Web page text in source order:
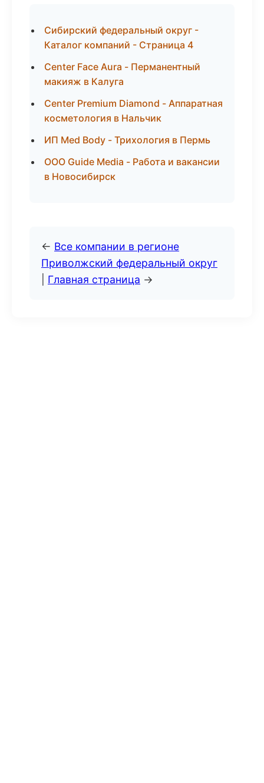
Сибирский федеральный округ -
Каталог компаний - Страница 4
Center Face Aura - Перманентный
макияж в Калуга
Center Premium Diamond - Аппаратная
косметология в Нальчик
ИП Med Body - Трихология в Пермь
ООО Guide Media - Работа и вакансии
в Новосибирск
← Все компании в регионе
Приволжский федеральный округ
Главная страница →